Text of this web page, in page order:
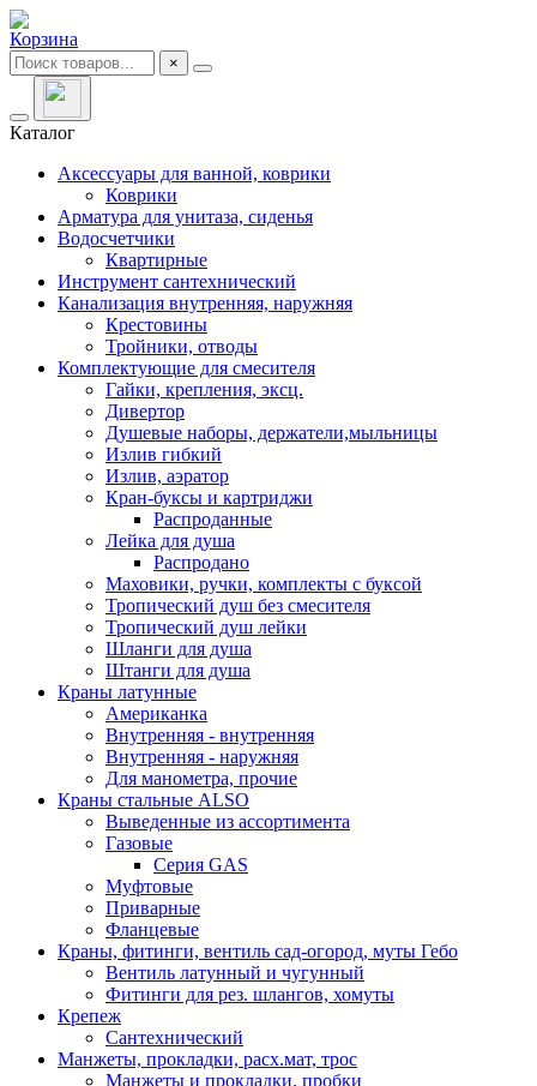
Корзина
×
Каталог
Аксессуары для ванной, коврики
Коврики
Арматура для унитаза, сиденья
Водосчетчики
Квартирные
Инструмент сантехнический
Канализация внутренняя, наружняя
Крестовины
Тройники, отводы
Комплектующие для смесителя
Гайки, крепления, эксц.
Дивертор
Душевые наборы, держатели,мыльницы
Излив гибкий
Излив, аэратор
Кран-буксы и картриджи
Распроданные
Лейка для душа
Распродано
Маховики, ручки, комплекты с буксой
Тропический душ без смесителя
Тропический душ лейки
Шланги для душа
Штанги для душа
Краны латунные
Американка
Внутренняя - внутренняя
Внутренняя - наружняя
Для манометра, прочие
Краны стальные ALSO
Выведенные из ассортимента
Газовые
Серия GAS
Муфтовые
Приварные
Фланцевые
Краны, фитинги, вентиль сад-огород, муты Гебо
Вентиль латунный и чугунный
Фитинги для рез. шлангов, хомуты
Крепеж
Сантехнический
Манжеты, прокладки, расх.мат, трос
Манжеты и прокладки, пробки